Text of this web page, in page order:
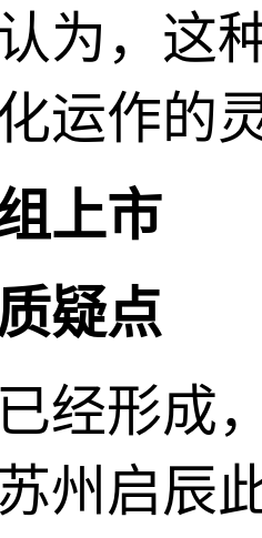
为，这
运作的
上市
疑点
经形成
州启辰